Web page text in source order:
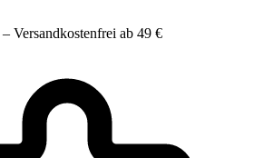
– Versandkostenfrei ab 49 €